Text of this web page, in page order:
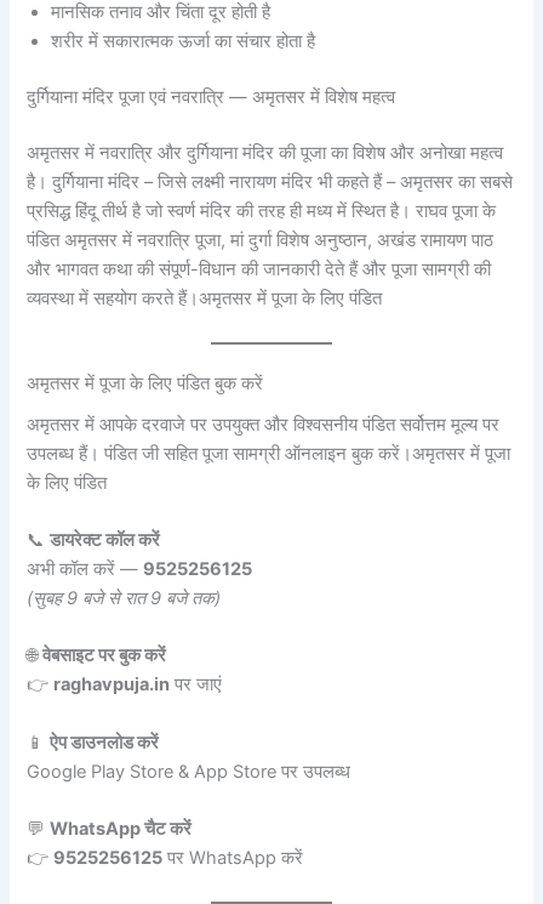
मानसिक तनाव और चिंता दूर होती है
शरीर में सकारात्मक ऊर्जा का संचार होता है
दुर्गियाना मंदिर पूजा एवं नवरात्रि — अमृतसर में विशेष महत्व
अमृतसर में नवरात्रि और दुर्गियाना मंदिर की पूजा का विशेष और अनोखा महत्व
है। दुर्गियाना मंदिर – जिसे लक्ष्मी नारायण मंदिर भी कहते हैं – अमृतसर का सबसे
प्रसिद्ध हिंदू तीर्थ है जो स्वर्ण मंदिर की तरह ही मध्य में स्थित है। राघव पूजा के
पंडित अमृतसर में नवरात्रि पूजा, मां दुर्गा विशेष अनुष्ठान, अखंड रामायण पाठ
और भागवत कथा की संपूर्ण-विधान की जानकारी देते हैं और पूजा सामग्री की
व्यवस्था में सहयोग करते हैं।अमृतसर में पूजा के लिए पंडित
अमृतसर में पूजा के लिए पंडित बुक करें
अमृतसर में आपके दरवाजे पर उपयुक्त और विश्वसनीय पंडित सर्वोत्तम मूल्य पर
उपलब्ध हैं। पंडित जी सहित पूजा सामग्री ऑनलाइन बुक करें।अमृतसर में पूजा
के लिए पंडित
📞डायरेक्ट कॉल करें
अभी कॉल करें — 9525256125
(सुबह 9 बजे से रात 9 बजे तक)
🌐वेबसाइट पर बुक करें
👉 raghavpuja.in पर जाएं
📱ऐप डाउनलोड करें
Google Play Store & App Store पर उपलब्ध
💬WhatsApp चैट करें
👉 9525256125 पर WhatsApp करें